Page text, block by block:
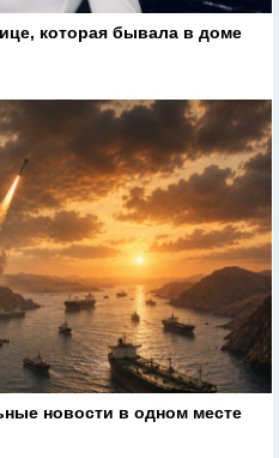
которая бывала в доме
новости в одном месте